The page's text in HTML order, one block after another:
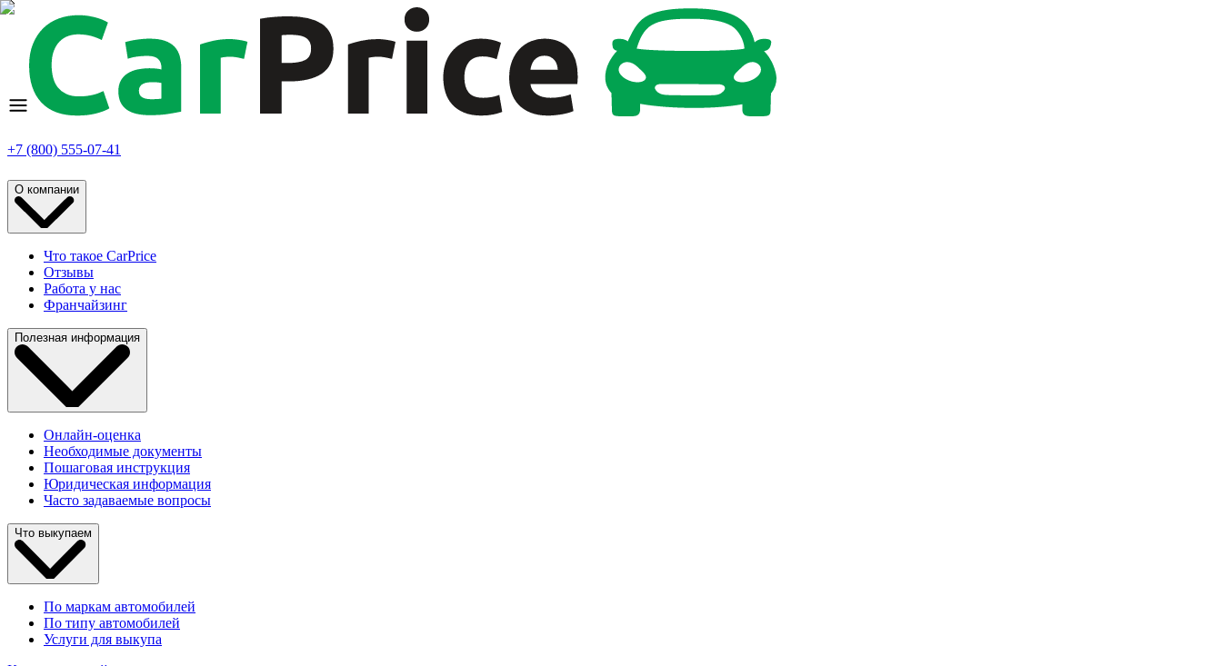
+7 (800) 555-07-41
О компании
Что такое CarPrice
Отзывы
Работа у нас
Франчайзинг
Полезная информация
Онлайн-оценка
Необходимые документы
Пошаговая инструкция
Юридическая информация
Часто задаваемые вопросы
Что выкупаем
По маркам автомобилей
По типу автомобилей
Услуги для выкупа